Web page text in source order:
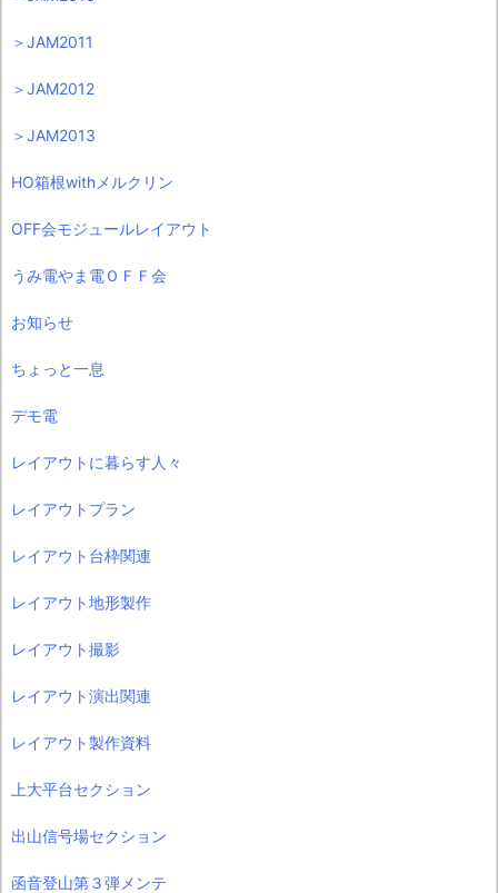
＞JAM2011
＞JAM2012
＞JAM2013
HO箱根withメルクリン
OFF会モジュールレイアウト
うみ電やま電ＯＦＦ会
お知らせ
ちょっと一息
デモ電
レイアウトに暮らす人々
レイアウトプラン
レイアウト台枠関連
レイアウト地形製作
レイアウト撮影
レイアウト演出関連
レイアウト製作資料
上大平台セクション
出山信号場セクション
函音登山第３弾メンテ